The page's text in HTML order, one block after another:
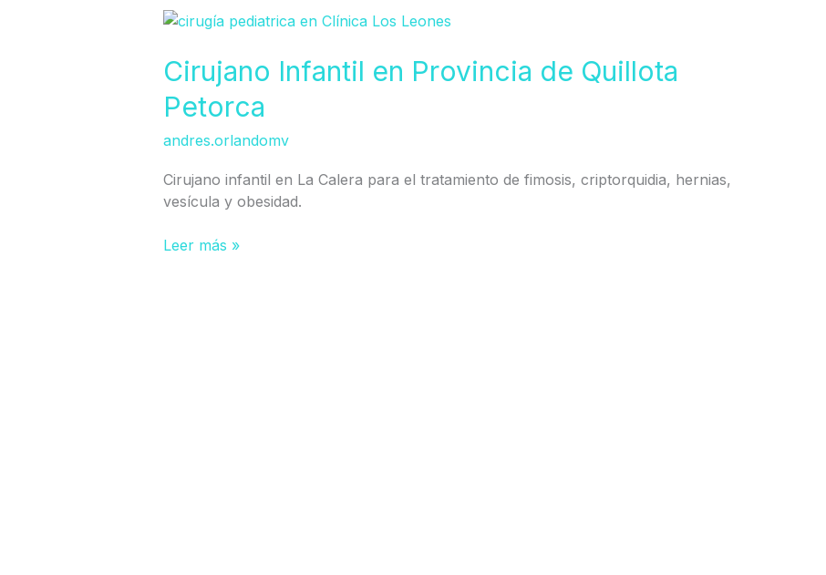
Cirujano Infantil en Provincia de Quillota
Petorca
andres.orlandomv
Cirujano infantil en La Calera para el tratamiento de fimosis, criptorquidia, hernias,
vesícula y obesidad.
Cirujano
en
Provincia
de
Petorca
Leer más »